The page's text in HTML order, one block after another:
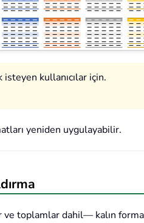
kullanıcılar için.
yeniden uygulayabilir.
toplamlar dahil— kalın